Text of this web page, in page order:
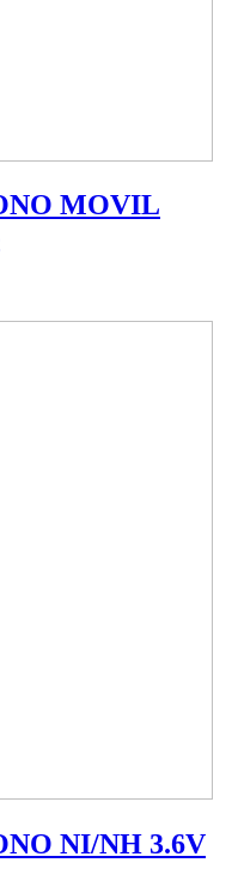
MOVIL
NI/NH 3.6V